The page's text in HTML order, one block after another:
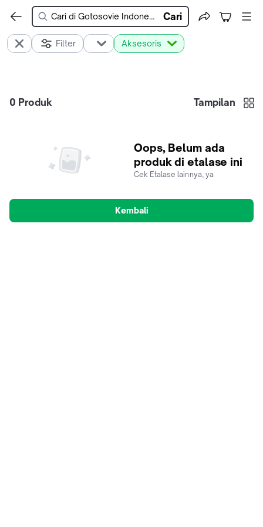
Cari
Filter Aksesoris
0 Produk Tampilan
Oops, Belum ada
produk di etalase ini
Cek Etalase lainnya, ya
Kembali